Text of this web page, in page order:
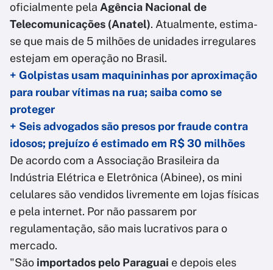
oficialmente pela Agência Nacional de
Telecomunicações (Anatel). Atualmente, estima-
se que mais de 5 milhões de unidades irregulares
estejam em operação no Brasil.
+ Golpistas usam maquininhas por aproximação
para roubar vítimas na rua; saiba como se
proteger
+ Seis advogados são presos por fraude contra
idosos; prejuízo é estimado em R$ 30 milhões
De acordo com a Associação Brasileira da
Indústria Elétrica e Eletrônica (Abinee), os mini
celulares são vendidos livremente em lojas físicas
e pela internet. Por não passarem por
regulamentação, são mais lucrativos para o
mercado.
"São importados pelo Paraguai e depois eles